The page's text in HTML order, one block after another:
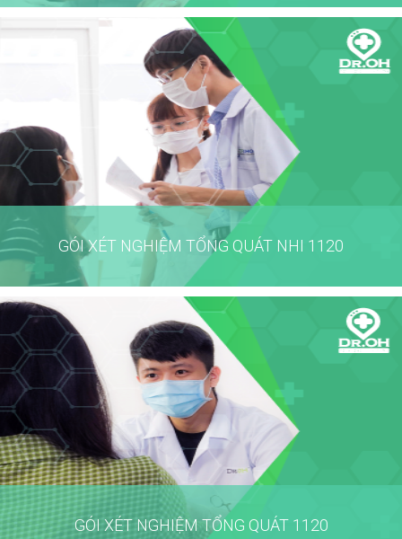
GÓI XÉT NGHIỆM TỔNG QUÁT NHI 1120
GÓI XÉT NGHIỆM TỔNG QUÁT 1120